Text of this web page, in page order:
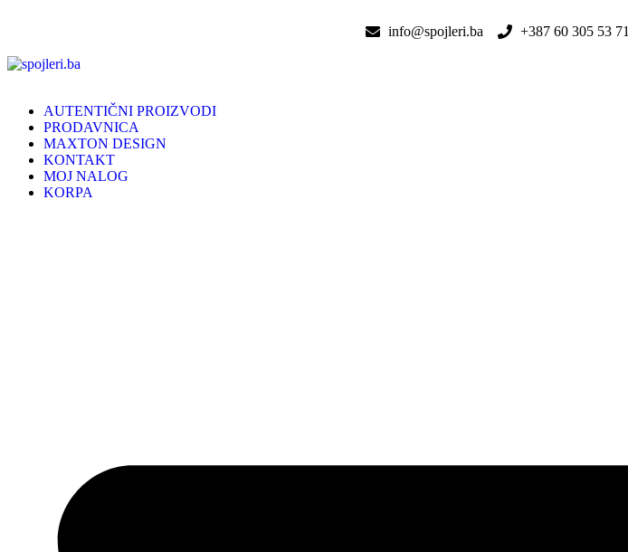
info@spojleri.ba +387 60 305 53 71
AUTENTIČNI PROIZVODI
PRODAVNICA
MAXTON DESIGN
KONTAKT
MOJ NALOG
KORPA